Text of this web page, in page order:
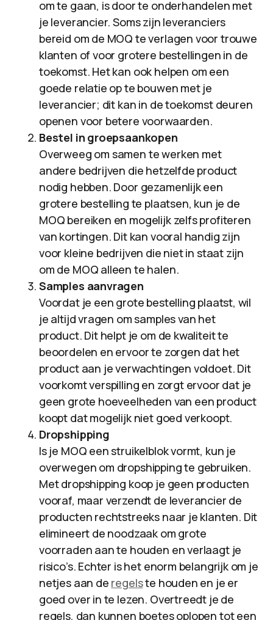
om te gaan, is door te onderhandelen met
je leverancier. Soms zijn leveranciers
bereid om de MOQ te verlagen voor trouwe
klanten of voor grotere bestellingen in de
toekomst. Het kan ook helpen om een
goede relatie op te bouwen met je
leverancier; dit kan in de toekomst deuren
openen voor betere voorwaarden.
Bestel in groepsaankopen
Overweeg om samen te werken met
andere bedrijven die hetzelfde product
nodig hebben. Door gezamenlijk een
grotere bestelling te plaatsen, kun je de
MOQ bereiken en mogelijk zelfs profiteren
van kortingen. Dit kan vooral handig zijn
voor kleine bedrijven die niet in staat zijn
om de MOQ alleen te halen.
Samples aanvragen
Voordat je een grote bestelling plaatst, wil
je altijd vragen om samples van het
product. Dit helpt je om de kwaliteit te
beoordelen en ervoor te zorgen dat het
product aan je verwachtingen voldoet. Dit
voorkomt verspilling en zorgt ervoor dat je
geen grote hoeveelheden van een product
koopt dat mogelijk niet goed verkoopt.
Dropshipping
ls je MOQ een struikelblok vormt, kun je
overwegen om dropshipping te gebruiken.
Met dropshipping koop je geen producten
vooraf, maar verzendt de leverancier de
producten rechtstreeks naar je klanten. Dit
elimineert de noodzaak om grote
voorraden aan te houden en verlaagt je
risico’s. Echter is het enorm belangrijk om je
netjes aan de regelste houden en je er
goed over in te lezen. Overtreedt je de
regels, dan kunnen boetes oplopen tot een